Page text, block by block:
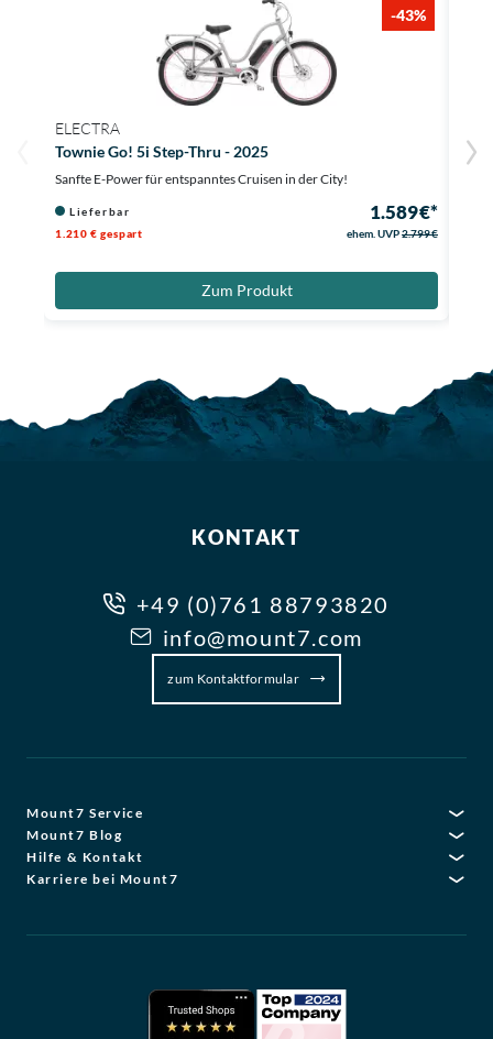
-43%
ELECTRA
Townie Go! 5i Step-Thru - 2025
Sanfte E-Power für entspanntes Cruisen in der City!
Lieferbar 1.589 €*
1.210 € gespart ehem. UVP2.799 €
Zum Produkt
KONTAKT
+49 (0)761 88793820
info@mount7.com
zum Kontaktformular
Mount7 Service
Mount7 Blog
Hilfe & Kontakt
Karriere bei Mount7